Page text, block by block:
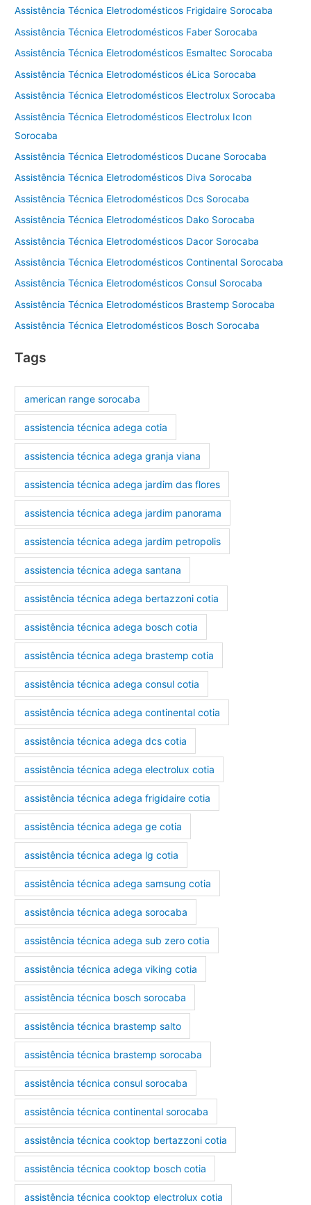
Assistência Técnica Eletrodomésticos Frigidaire Sorocaba
Assistência Técnica Eletrodomésticos Faber Sorocaba
Assistência Técnica Eletrodomésticos Esmaltec Sorocaba
Assistência Técnica Eletrodomésticos éLica Sorocaba
Assistência Técnica Eletrodomésticos Electrolux Sorocaba
Assistência Técnica Eletrodomésticos Electrolux Icon
Sorocaba
Assistência Técnica Eletrodomésticos Ducane Sorocaba
Assistência Técnica Eletrodomésticos Diva Sorocaba
Assistência Técnica Eletrodomésticos Dcs Sorocaba
Assistência Técnica Eletrodomésticos Dako Sorocaba
Assistência Técnica Eletrodomésticos Dacor Sorocaba
Assistência Técnica Eletrodomésticos Continental Sorocaba
Assistência Técnica Eletrodomésticos Consul Sorocaba
Assistência Técnica Eletrodomésticos Brastemp Sorocaba
Assistência Técnica Eletrodomésticos Bosch Sorocaba
Tags
american range sorocaba
assistencia técnica adega cotia
assistencia técnica adega granja viana
assistencia técnica adega jardim das flores
assistencia técnica adega jardim panorama
assistencia técnica adega jardim petropolis
assistencia técnica adega santana
assistência técnica adega bertazzoni cotia
assistência técnica adega bosch cotia
assistência técnica adega brastemp cotia
assistência técnica adega consul cotia
assistência técnica adega continental cotia
assistência técnica adega dcs cotia
assistência técnica adega electrolux cotia
assistência técnica adega frigidaire cotia
assistência técnica adega ge cotia
assistência técnica adega lg cotia
assistência técnica adega samsung cotia
assistência técnica adega sorocaba
assistência técnica adega sub zero cotia
assistência técnica adega viking cotia
assistência técnica bosch sorocaba
assistência técnica brastemp salto
assistência técnica brastemp sorocaba
assistência técnica consul sorocaba
assistência técnica continental sorocaba
assistência técnica cooktop bertazzoni cotia
assistência técnica cooktop bosch cotia
assistência técnica cooktop electrolux cotia